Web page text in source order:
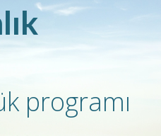
programı